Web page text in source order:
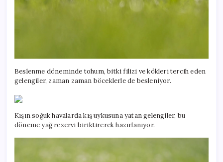
Beslenme döneminde tohum, bitki filizi ve kökleri tercih eden
gelengiler, zaman zaman böceklerle de besleniyor.
Kışın soğuk havalarda kış uykusuna yatan gelengiler, bu
döneme yağ rezervi biriktirerek hazırlanıyor.